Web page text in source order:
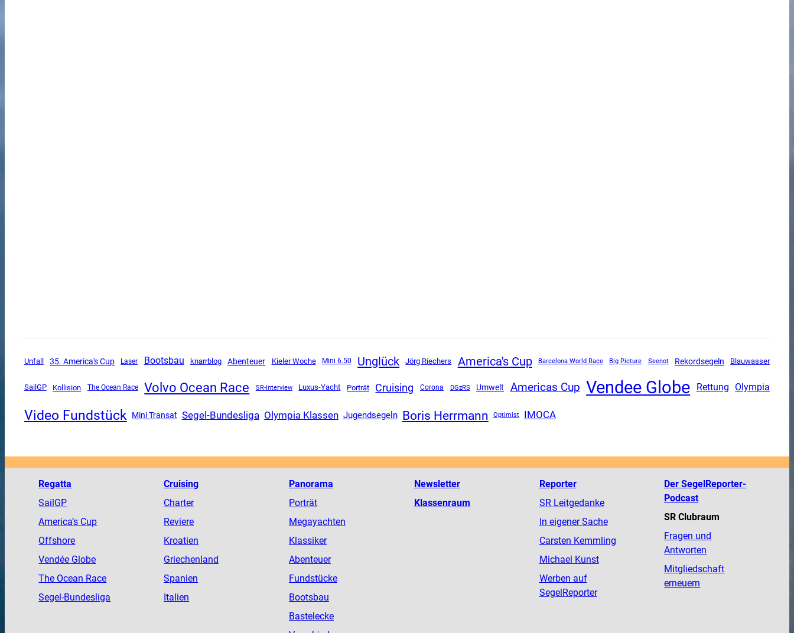
Unfall 35. America's Cup Laser Bootsbau knarrblog Abenteuer Kieler Woche Mini 6.50 Unglück Jörg Riechers America's Cup Barcelona World Race Big Picture Seenot Rekordsegeln Blauwasser
SailGP Kollision The Ocean Race Volvo Ocean Race SR-Interview Luxus-Yacht Porträt Cruising Corona DGzRS Umwelt Americas Cup Vendee Globe Rettung Olympia
Video Fundstück Mini Transat Segel-Bundesliga Olympia Klassen Jugendsegeln Boris Herrmann Optimist IMOCA
Regatta
SailGP
America’s Cup
Offshore
Vendée Globe
The Ocean Race
Segel-Bundesliga
Cruising
Charter
Reviere
Kroatien
Griechenland
Spanien
Italien
Panorama
Porträt
Megayachten
Klassiker
Abenteuer
Fundstücke
Bootsbau
Bastelecke
Newsletter
Klassenraum
Reporter
SR Leitgedanke
In eigener Sache
Carsten Kemmling
Michael Kunst
Werben auf
SegelReporter
Der SegelReporter-
Podcast
SR Clubraum
Fragen und
Antworten
Mitgliedschaft
erneuern